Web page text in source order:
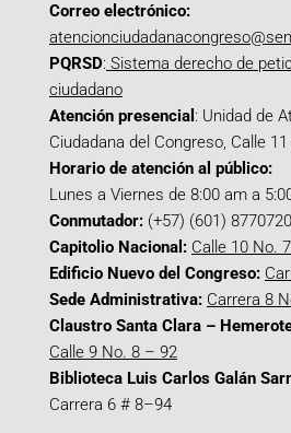
Correo electrónico:
PQRSD: Sistema derecho de
ciudadano
Atención presencial : Unidad de
Ciudadana del Congreso, Calle
Horario de atención al público:
Lunes a Viernes de 8:00 am a
Conmutador: (+57) (601) 8770720
Capitolio Nacional: Calle 10 No.
Edificio Nuevo del Congreso:
Sede Administrativa: Carrera 8
Claustro Santa Clara –
Calle 9 No. 8 – 92
Biblioteca Luis Carlos Galán
Carrera 6 # 8–94